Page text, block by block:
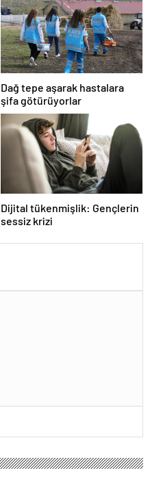
Dağ tepe aşarak hastalara
şifa götürüyorlar
Dijital tükenmişlik: Gençlerin
sessiz krizi